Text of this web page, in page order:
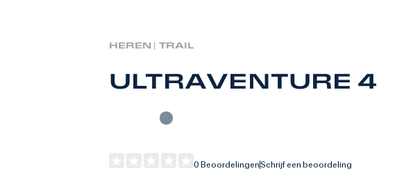
HEREN | TRAIL
ULTRAVENTURE 4
0 BeoordelingenSchrijf een beoordeling